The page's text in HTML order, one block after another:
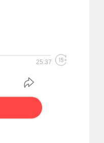
25:37